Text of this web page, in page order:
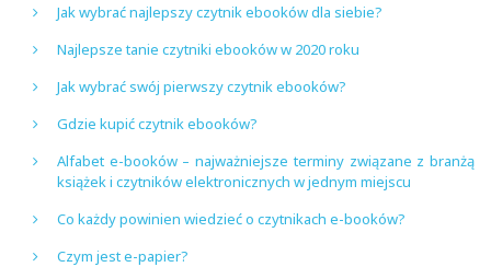
Jak wybrać najlepszy czytnik ebooków dla siebie?
Najlepsze tanie czytniki ebooków w 2020 roku
Jak wybrać swój pierwszy czytnik ebooków?
Gdzie kupić czytnik ebooków?
Alfabet e-booków – najważniejsze terminy związane z branżą
książek i czytników elektronicznych w jednym miejscu
Co każdy powinien wiedzieć o czytnikach e-booków?
Czym jest e-papier?